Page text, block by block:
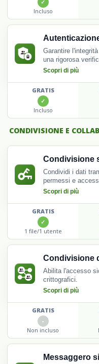
Incluso
Garantire
una rigorosa
Scopri di più
GRATIS
Incluso
CONDIVISIONE E
Condivisione
Condividi i dati
permessi e
Scopri di più
GRATIS
1 file/1 utente
Condivisione
Abilita l'accesso
crittografici.
Scopri di più
GRATIS
Non incluso
Messaggero